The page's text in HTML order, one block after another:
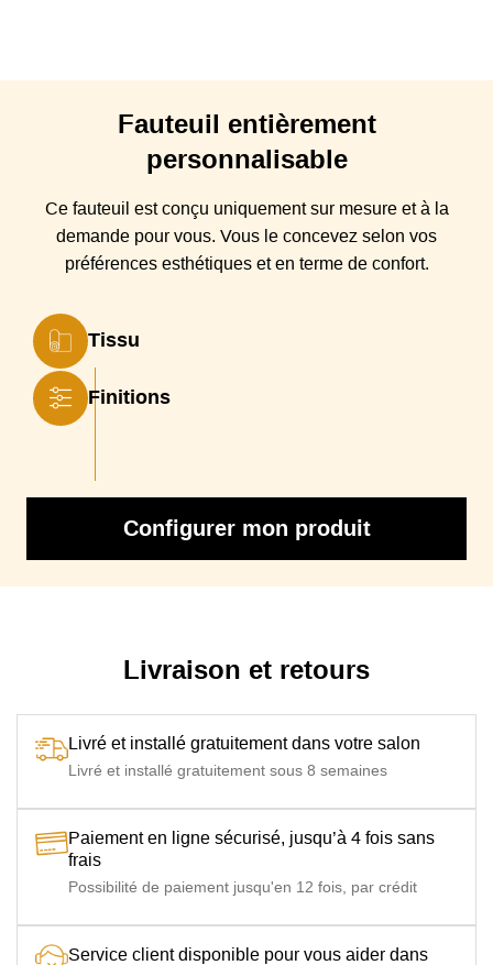
Pieds en bois de frêne
Fauteuil entièrement
personnalisable
Ce fauteuil est conçu uniquement sur mesure et à la
demande pour vous. Vous le concevez selon vos
préférences esthétiques et en terme de confort.
Tissu
Finitions
Configurer mon produit
Livraison et retours
Livré et installé gratuitement dans votre salon
Livré et installé gratuitement sous 8 semaines
Paiement en ligne sécurisé, jusqu’à 4 fois sans
frais
Possibilité de paiement jusqu'en 12 fois, par crédit
Service client disponible pour vous aider dans